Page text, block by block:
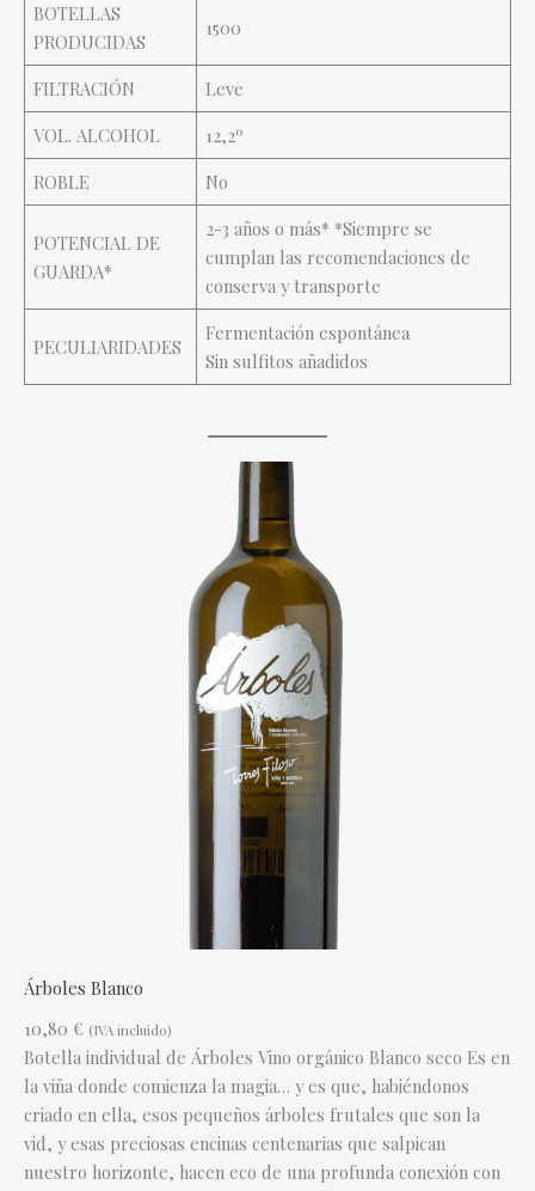
BOTELLAS
PRODUCIDAS
1500
FILTRACIÓN
Leve
VOL. ALCOHOL
12,2º
ROBLE
No
POTENCIAL DE
GUARDA*
2-3 años o más* *Siempre se
cumplan las recomendaciones de
conserva y transporte
PECULIARIDADES
Fermentación espontánea
Sin sulfitos añadidos
Árboles Blanco
10,80 € (IVA incluido)
Botella individual de Árboles Vino orgánico Blanco seco Es en
la viña donde comienza la magia… y es que, habiéndonos
criado en ella, esos pequeños árboles frutales que son la
vid, y esas preciosas encinas centenarias que salpican
nuestro horizonte, hacen eco de una profunda conexión con